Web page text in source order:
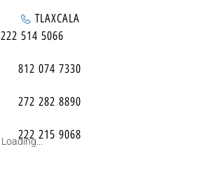
TLAXCALA
222 514 5066
812 074 7330
272 282 8890
222 215 9068
Loading...